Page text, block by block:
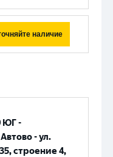
наличие
ЮГ -
- ул.
строение 4,